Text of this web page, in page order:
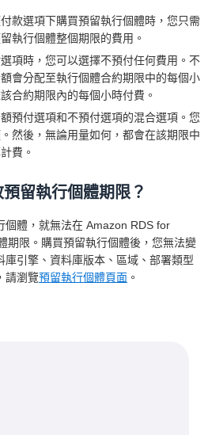
付款選項下購買預留執行個體時，您只需
執行個體整個期限的費用。
選項時，您可以選擇不預付任何費用。不
會分配至執行個體合約期限中的每個小
合約期限內的每個小時付費。
額預付選項和不預付選項的混合選項。您
然後，無論用量如何，都會在該期限中
費。
留執行個體期限？
個體，就無法在 Amazon RDS for
期限。購買預留執行個體後，您無法變
庫引擎、資料庫版本、區域、部署類型
請瀏覽預留執行個體頁面 。